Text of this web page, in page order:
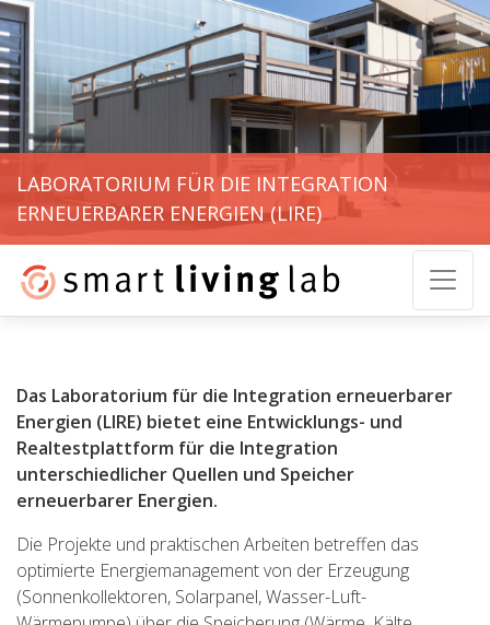
LABORATORIUM FÜR DIE INTEGRATION
ERNEUERBARER ENERGIEN (LIRE)
Das Laboratorium für die Integration erneuerbarer
Energien (LIRE) bietet eine Entwicklungs- und
Realtestplattform für die Integration
unterschiedlicher Quellen und Speicher
erneuerbarer Energien.
Die Projekte und praktischen Arbeiten betreffen das
optimierte Energiemanagement von der Erzeugung
(Sonnenkollektoren, Solarpanel, Wasser-Luft-